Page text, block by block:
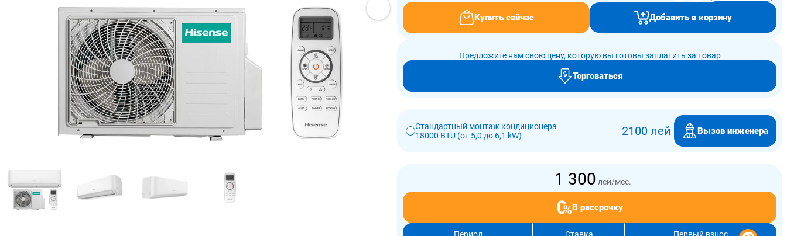
Купить сейчас Добавить в корзину
Предложите нам свою цену, которую вы готовы заплатить за товар
Торговаться
Стандартный монтаж кондиционера
18000 BTU (от 5,0 до 6,1 kW)
2100 лей Вызов инженера
1 300 лей/мес.
В рассрочку